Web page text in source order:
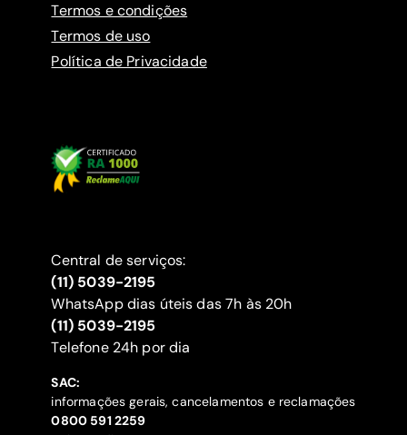
Termos e condições
Termos de uso
Política de Privacidade
Central de serviços:
(11) 5039-2195
WhatsApp dias úteis das 7h às 20h
(11) 5039-2195
‍Telefone 24h por dia
SAC:
informações gerais, cancelamentos e reclamações
‍0800 591 2259